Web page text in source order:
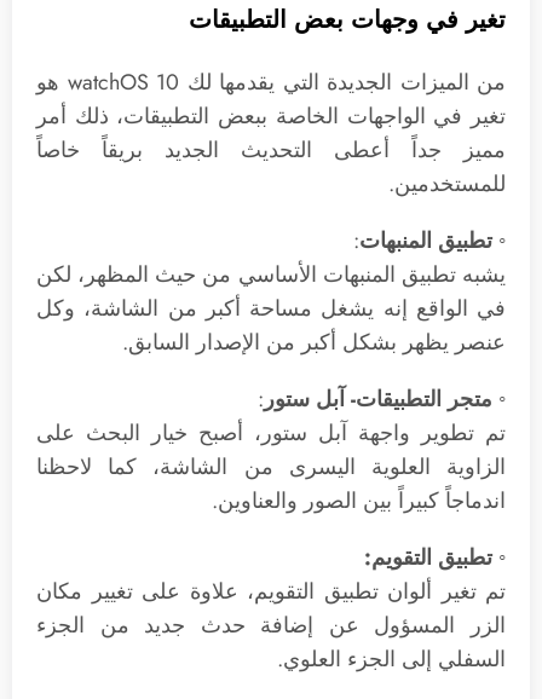
تغير في وجهات بعض التطبيقات
من الميزات الجديدة التي يقدمها لك watchOS 10 هو
تغير في الواجهات الخاصة ببعض التطبيقات، ذلك أمر
مميز جداً أعطى التحديث الجديد بريقاً خاصاً
للمستخدمين.
◦ تطبيق المنبهات:
يشبه تطبيق المنبهات الأساسي من حيث المظهر، لكن
في الواقع إنه يشغل مساحة أكبر من الشاشة، وكل
عنصر يظهر بشكل أكبر من الإصدار السابق.
◦ متجر التطبيقات- آبل ستور:
تم تطوير واجهة آبل ستور، أصبح خيار البحث على
الزاوية العلوية اليسرى من الشاشة، كما لاحظنا
اندماجاً كبيراً بين الصور والعناوين.
◦ تطبيق التقويم:
تم تغير ألوان تطبيق التقويم، علاوة على تغيير مكان
الزر المسؤول عن إضافة حدث جديد من الجزء
السفلي إلى الجزء العلوي.